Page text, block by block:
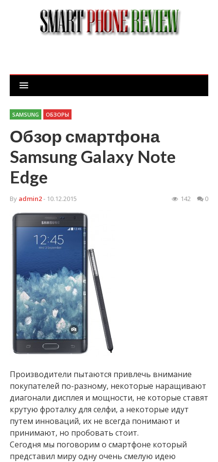
SAMSUNG ОБЗОРЫ
Обзор смартфона
Samsung Galaxy Note
Edge
By admin2- 10.12.2015 142 0
Производители пытаются привлечь внимание
покупателей по-разному, некоторые наращивают
диагонали дисплея и мощности, не которые ставят
крутую фроталку для селфи, а некоторые идут
путем инноваций, их не всегда понимают и
принимают, но пробовать стоит.
Сегодня мы поговорим о смартфоне который
представил миру одну очень смелую идею